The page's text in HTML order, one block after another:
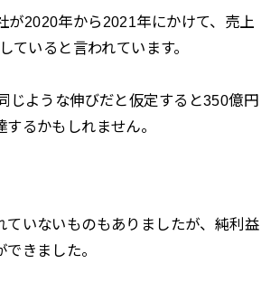
が2020年から2021年にかけて、売上
ていると言われています。
じような伸びだと仮定すると350億円
るかもしれません。
ていないものもありましたが、純利益
きました。